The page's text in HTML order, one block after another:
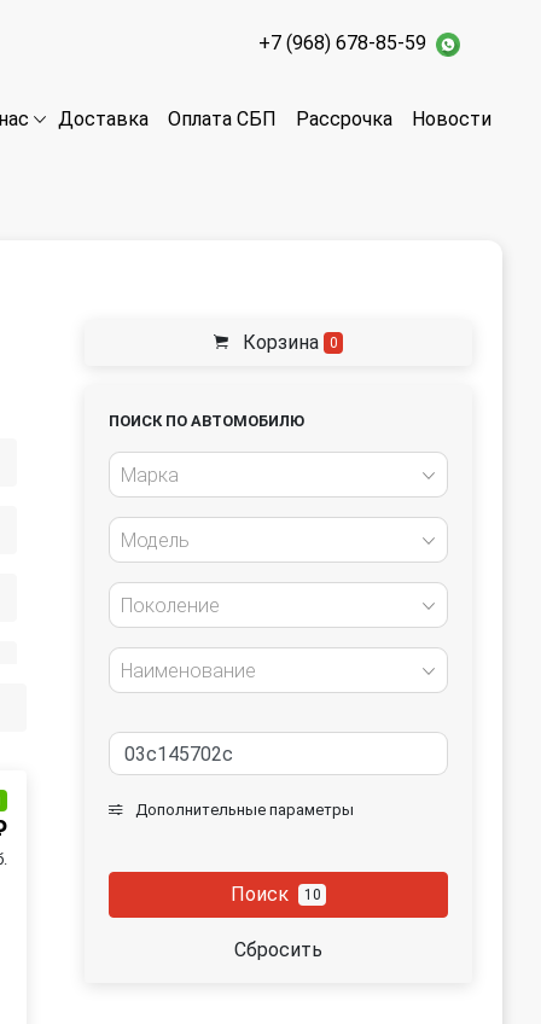
+7 (968) 678-85-59
Доставка Оплата СБП Рассрочка Новости
Корзина 0
ПОИСК ПО АВТОМОБИЛЮ
Марка
Модель
Поколение
Наименование
Дополнительные параметры
Поиск 10
Сбросить